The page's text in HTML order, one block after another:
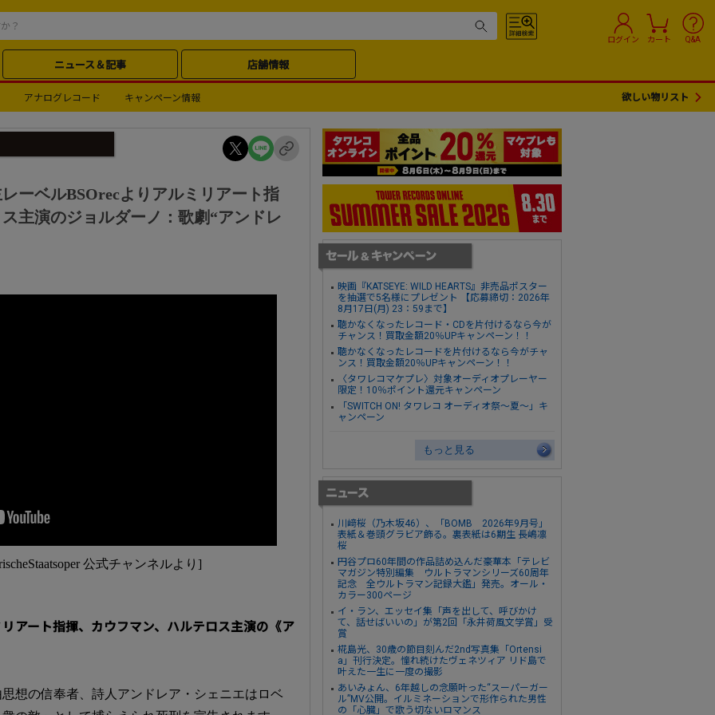
ログイン カート Q&A
ニュース＆記事 店舗情報
アナログレコード キャンペーン情報 欲しい物リスト
ーベルBSOrecよりアルミリアート指
主演のジョルダーノ：歌劇“アンドレ
公式チャンネルより]
アート指揮、カウフマン、ハルテロス主演の《ア
想の信奉者、詩人アンドレア・シェニエはロベ
映画『KATSEYE: WILD HEARTS』非売品ポスター
を抽選で5名様にプレゼント 【応募締切：2026年
8月17日(月) 23：59まで】
聴かなくなったレコード・CDを片付けるなら今が
チャンス！買取金額20％UPキャンペーン！！
聴かなくなったレコードを片付けるなら今がチャ
ンス！買取金額20％UPキャンペーン！！
〈タワレコマケプレ〉対象オーディオプレーヤー
限定！10％ポイント還元キャンペーン
「SWITCH ON! タワレコ オーディオ祭～夏～」キ
ャンペーン
もっと見る
川﨑桜（乃木坂46）、「BOMB 2026年9月号」
表紙＆巻頭グラビア飾る。裏表紙は6期生 長嶋凛
桜
円谷プロ60年間の作品詰め込んだ豪華本「テレビ
マガジン特別編集 ウルトラマンシリーズ60周年
記念 全ウルトラマン記録大鑑」発売。オール・
カラー300ページ
イ・ラン、エッセイ集「声を出して、呼びかけ
て、話せばいいの」が第2回「永井荷風文学賞」受
賞
椛島光、30歳の節目刻んだ2nd写真集「Ortensi
a」刊行決定。憧れ続けたヴェネツィア リド島で
叶えた一生に一度の撮影
あいみょん、6年越しの念願叶った“スーパーガー
ル”MV公開。イルミネーションで形作られた男性
の「心臓」で歌う切ないロマンス